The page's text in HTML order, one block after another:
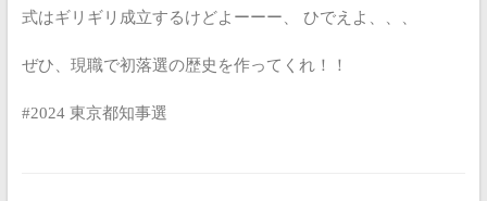
式はギリギリ成立するけどよーーー、 ひでえよ、、、
ぜひ、現職で初落選の歴史を作ってくれ！！
#2024 東京都知事選